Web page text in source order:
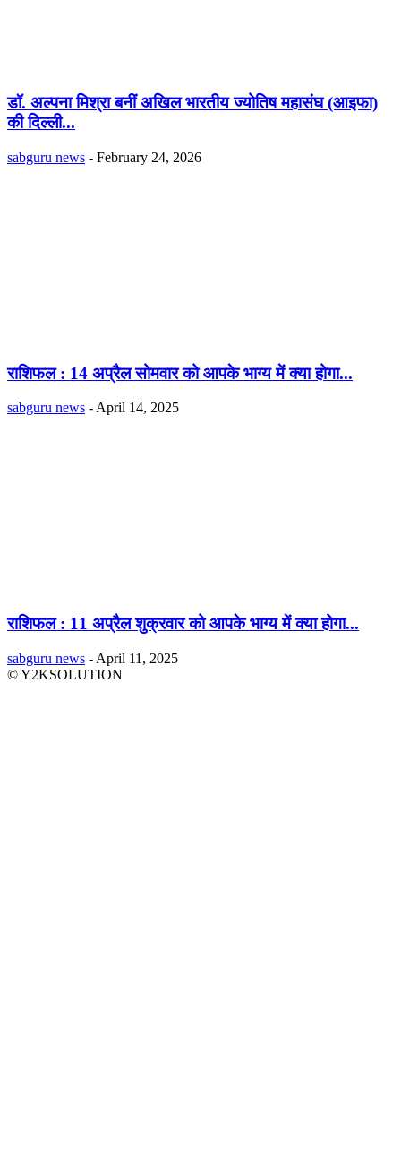
डॉ. अल्पना मिश्रा बनीं अखिल भारतीय ज्योतिष महासंघ (आइफा)
की दिल्ली...
sabguru news - February 24, 2026
राशिफल : 14 अप्रैल सोमवार को आपके भाग्य में क्या होगा...
sabguru news - April 14, 2025
राशिफल : 11 अप्रैल शुक्रवार को आपके भाग्य में क्या होगा...
sabguru news - April 11, 2025
© Y2KSOLUTION